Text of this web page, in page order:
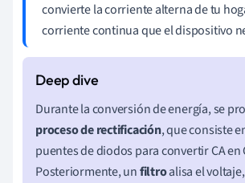
convierte la corriente alterna de tu
corriente continua que el dispositivo
Durante la conversión de energía, se
proceso de rectificación, que consiste
puentes de diodos para convertir CA en
Posteriormente, unfiltroalisa el